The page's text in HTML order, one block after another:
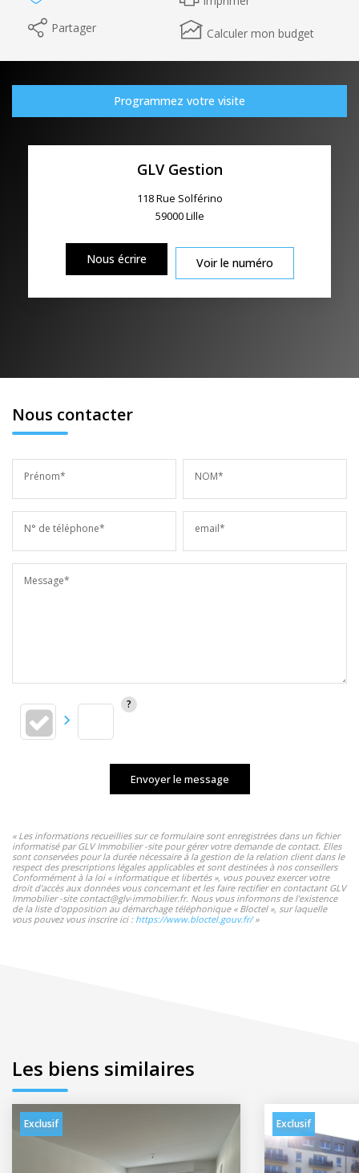
Partager
Calculer mon budget
Programmez votre visite
GLV Gestion
118 Rue Solférino
59000Lille
Nous écrire Voir le numéro
Nous contacter
Prénom* NOM*
N° de téléphone* email*
Message*
Envoyer le message
« Les informations recueillies sur ce formulaire sont enregistrées dans un fichier
informatisé par GLV Immobilier -site pour gérer votre demande de contact. Elles
sont conservées pour la durée nécessaire à la gestion de la relation client dans le
respect des prescriptions légales applicables et sont destinées à nos conseillers
Conformément à la loi « informatique et libertés », vous pouvez exercer votre
droit d'accès aux données vous concernant et les faire rectifier en contactant GLV
Immobilier -site contact@glv-immobilier.fr. Nous vous informons de l'existence
de la liste d'opposition au démarchage téléphonique « Bloctel », sur laquelle
vous pouvez vous inscrire ici : https://www.bloctel.gouv.fr/»
Les biens similaires
Exclusif Exclusif